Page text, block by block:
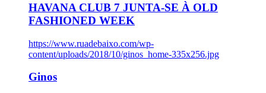
HAVANA CLUB 7 JUNTA-SE À OLD
FASHIONED WEEK
https://www.ruadebaixo.com/wp-
content/uploads/2018/10/ginos_home-335x256.jpg
Ginos